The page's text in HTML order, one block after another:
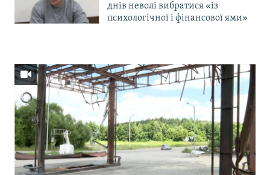
днів неволі вибратися «із
психологічної і фінансової ями»